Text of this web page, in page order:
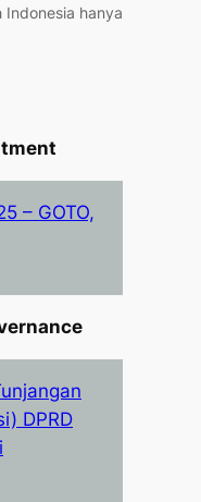
hanya
– GOTO,
DPRD